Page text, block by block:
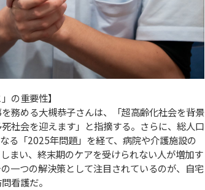
の重要性】
務める大槻恭子さんは、「超高齢化社会を背景
社会を迎えます」と指摘する。さらに、総人口
る「2025年問題」を経て、病院や介護施設の
まい、終末期のケアを受けられない人が増加す
一つの解決策として注目されているのが、自宅
看護だ。